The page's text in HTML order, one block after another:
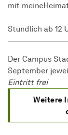
mit
Stündlich ab 12
Der Campus
September
Eintritt frei
Weitere